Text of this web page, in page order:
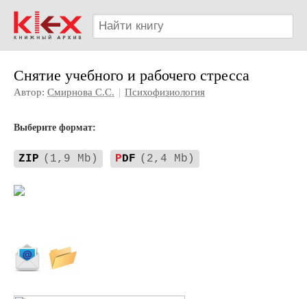
Снятие учебного и рабочего стресса
Автор: Смирнова С.С. | Психофизиология
Выберите формат:
ZIP (1,9 Mb) PDF (2,4 Mb)